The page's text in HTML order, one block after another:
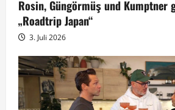
Rosin, Güngörmüş und Kumptner
„Roadtrip Japan“
3. Juli 2026